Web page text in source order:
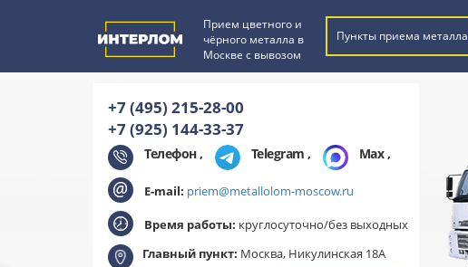
Прием цветного и
чёрного металла в
Москве с вывозом
Пункты приема металла
+7 (495) 215-28-00
+7 (925) 144-33-37
Телефон , Telegram , Max,
E-mail: priem@metallolom-moscow.ru
Время работы: круглосуточно/без выходных
Главный пункт: Москва, Никулинская 18А